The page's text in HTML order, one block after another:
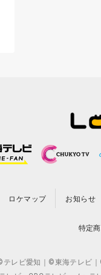
ロケマップ お知らせ
特定
レビ愛知｜©東海テレビ